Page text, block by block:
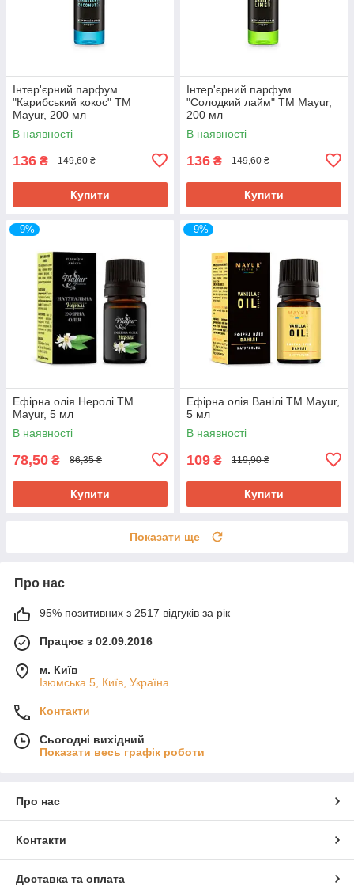
Інтер'єрний парфум
"Карибський кокос" ТМ
Mayur, 200 мл
В наявності
136 ₴ 149,60 ₴
Купити
Інтер'єрний парфум
"Солодкий лайм" ТМ Mayur,
200 мл
В наявності
136 ₴ 149,60 ₴
Купити
–9%
Ефірна олія Неролі ТМ
Mayur, 5 мл
В наявності
78,50 ₴ 86,35 ₴
Купити
–9%
Ефірна олія Ванілі ТМ Mayur,
5 мл
В наявності
109 ₴ 119,90 ₴
Купити
Показати ще
Про нас
95% позитивних з 2517 відгуків за рік
Працює з 02.09.2016
м. Київ
Ізюмська 5, Київ, Україна
Контакти
Сьогодні вихідний
Показати весь графік роботи
Про нас
Контакти
Доставка та оплата